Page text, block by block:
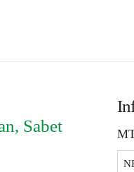
Sabet